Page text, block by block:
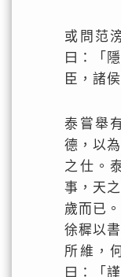
或問范
曰：「
臣，諸
泰嘗舉
德，以
之仕。
事，天
歲而已
徐穉以
所維，
曰：「